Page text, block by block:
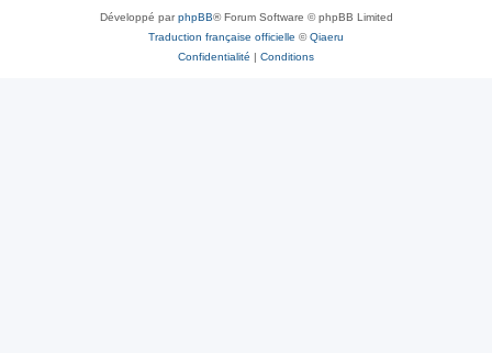
Développé parphpBB® Forum Software © phpBB Limited
Traduction française officielle ©Qiaeru
Confidentialité | Conditions